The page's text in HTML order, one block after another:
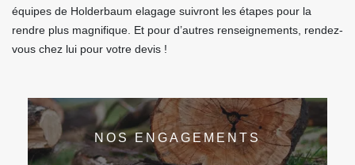
équipes de Holderbaum elagage suivront les étapes pour la
rendre plus magnifique. Et pour d’autres renseignements, rendez-
vous chez lui pour votre devis !
NOS ENGAGEMENTS